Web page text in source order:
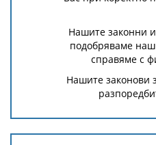
Нашите законни
подобряваме
справяме с
Нашите законови